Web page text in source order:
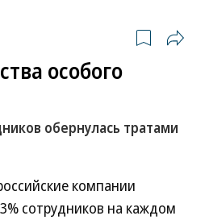
особого
обернулась тратами
компании
сотрудников на каждом